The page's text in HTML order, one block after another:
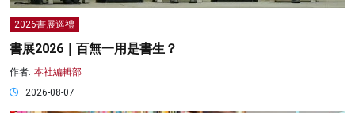
2026書展巡禮
書展2026｜百無一用是書生？
作者: 本社編輯部
2026-08-07